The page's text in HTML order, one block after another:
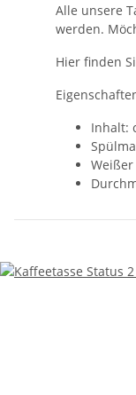
Alle unsere
werden.
Hier finden
Inhalt: